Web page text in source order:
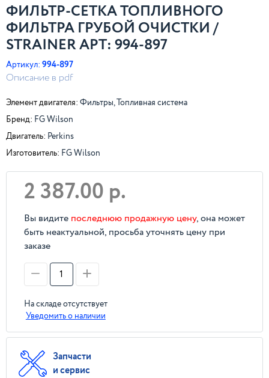
ФИЛЬТР-СЕТКА ТОПЛИВНОГО
ФИЛЬТРА ГРУБОЙ ОЧИСТКИ /
STRAINER АРТ: 994-897
Артикул: 994-897
Описание в pdf
Элемент двигателя: Фильтры, Топливная система
Бренд: FG Wilson
Двигатель: Perkins
Изготовитель: FG Wilson
2 387.00 р.
Вы видите последнюю продажную цену, она может
быть неактуальной, просьба уточнять цену при
заказе
На складе отсутствует
Уведомить о наличии
Запчасти
и сервис